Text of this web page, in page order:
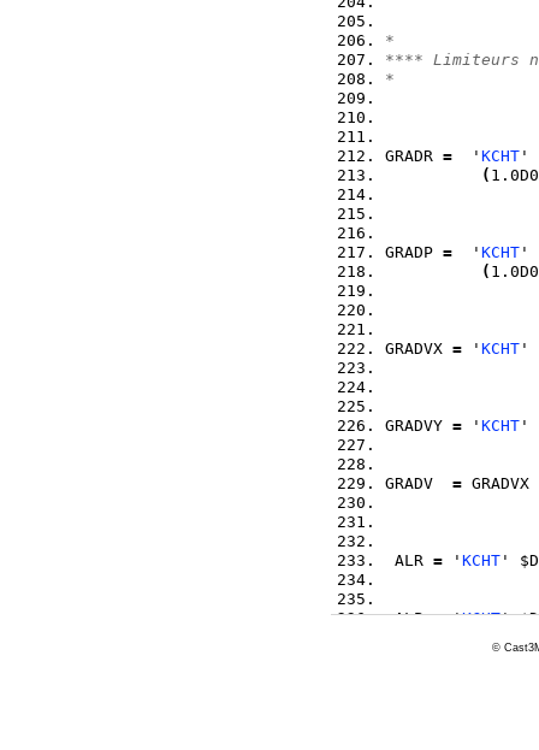
*
**** Limiteurs
*
GRADR =
  '
KCHT '
(
GRADP =
  '
KCHT '
(
GRADVX = ' KCHT '
GRADVY = ' KCHT '
GRADV =
ALR = ' KCHT '
ALP = 'KCHT'
©